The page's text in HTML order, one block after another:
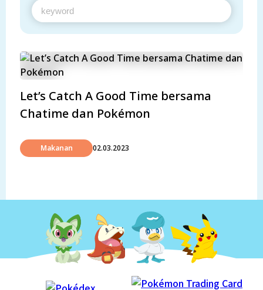
Let’s Catch A Good Time bersama
Chatime dan Pokémon
Makanan 02.03.2023